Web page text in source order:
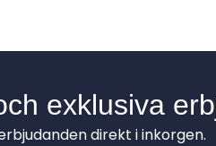
exklusiva
direkt i inkorgen.